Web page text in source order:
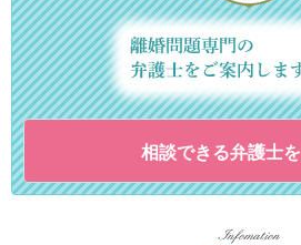
相談できる弁護士を